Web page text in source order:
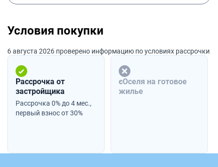
Условия покупки
6 августа 2026 проверено информацию по условиях рассрочки
Рассрочка от
застройщика
Рассрочка 0% до 4 мес.,
первый взнос от 30%
єОселя на готовое
жилье